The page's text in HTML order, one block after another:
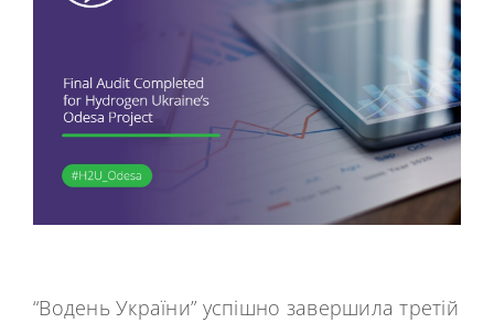
“Водень України” успішно завершила третій